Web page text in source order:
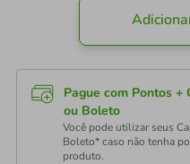
Pague com Pontos +
ou Boleto
Você pode utilizar seus
Boleto* caso não tenha
produto.